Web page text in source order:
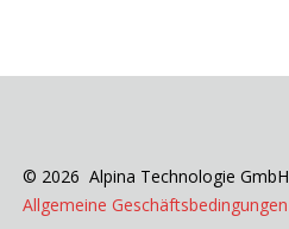
© 2026 Alpina Technologie GmbH
Allgemeine Geschäftsbedingungen